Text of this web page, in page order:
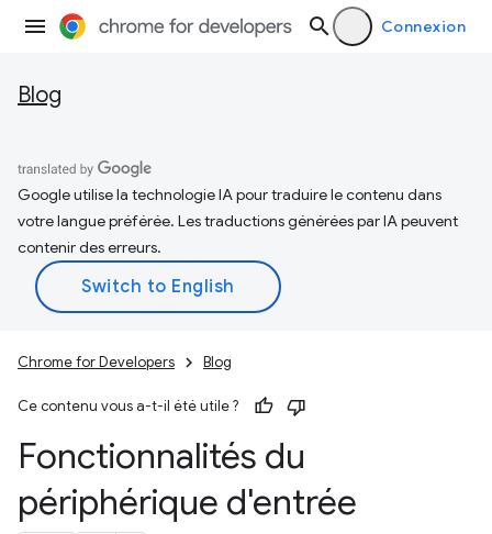
Connexion
Blog
Google utilise la technologie IA pour traduire le contenu dans
votre langue préférée. Les traductions générées par IA peuvent
contenir des erreurs.
Chrome for Developers Blog
Ce contenu vous a-t-il été utile ?
Fonctionnalités du
périphérique d'entrée